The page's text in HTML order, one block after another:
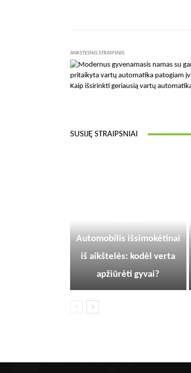
ANKSTESNIS STRAIPSNIS
Kaip išsirinkti geriausią vartų
SUSIJĘ STRAIPSNIAI
Automobilis išsimokėtinai
iš aikštelės: kodėl verta
apžiūrėti gyvai?